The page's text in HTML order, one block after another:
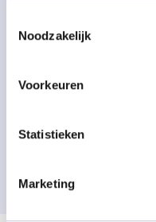
Noodzakelijk
Voorkeuren
Statistieken
Marketing